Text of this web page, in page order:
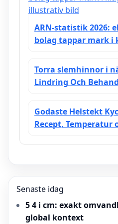
ARN-statistik 2026:
bolag tappar mark i
Torra slemhinnor i
Lindring Och
Godaste Helstekt
Recept, Temperatur
Senaste idag
5 4 i cm: exakt
global kontext